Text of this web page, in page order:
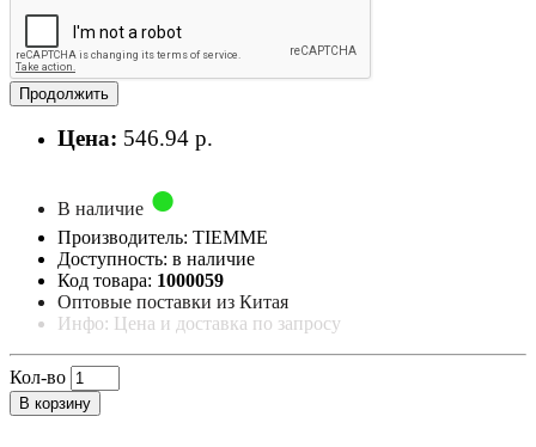
Продолжить
Цена: 546.94 р.
В наличие
Производитель: TIEMME
Доступность: в наличие
Код товара: 1000059
Оптовые поставки из Китая
Инфо: Цена и доставка по запросу
Кол-во
В корзину